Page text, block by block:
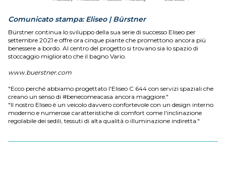
Comunicato stampa: Eliseo | Bürstner
Bürstner continua lo sviluppo della sua serie di successo Eliseo per
settembre 2021 e offre ora cinque piante che promettono ancora più
benessere a bordo. Al centro del progetto si trovano sia lo spazio di
stoccaggio migliorato che il bagno Vario.
www.buerstner.com
"Ecco perché abbiamo progettato l'Eliseo C 644 con servizi spaziali che
creano un senso di #benecomeacasa ancora maggiore."
"Il nostro Eliseo è un veicolo davvero confortevole con un design interno
moderno e numerose caratteristiche di comfort come l'inclinazione
regolabile dei sedili, tessuti di alta qualità o illuminazione indiretta."